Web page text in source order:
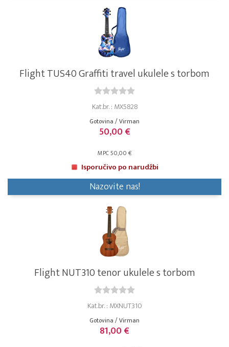
Flight TUS40 Graffiti travel ukulele s torbom
Kat.br. : MX5828
Gotovina / Virman
50,00 €
MPC 50,00 €
Isporučivo po narudžbi
Nazovite nas!
Flight NUT310 tenor ukulele s torbom
Kat.br. : MXNUT310
Gotovina / Virman
81,00 €